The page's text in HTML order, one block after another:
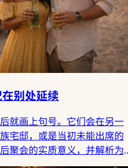
别处延续
就画上句号。它们会在另一
宅邸，或是当初未能出席的
聚会的实质意义，并解析为
更像是婚礼本身的第二种形